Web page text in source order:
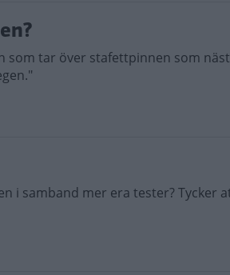
som tar över stafettpinnen som
i samband mer era tester? Tycker